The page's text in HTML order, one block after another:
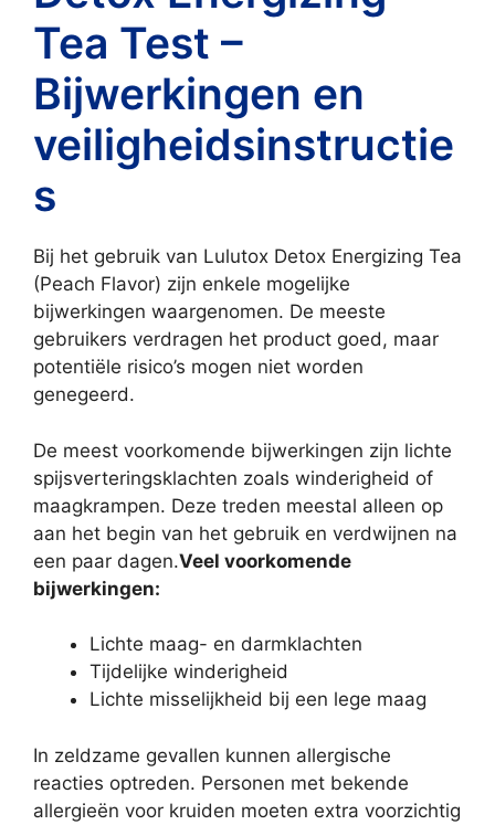
Tea Test –
Bijwerkingen en
veiligheidsinstructie
s
Bij het gebruik van Lulutox Detox Energizing Tea
(Peach Flavor) zijn enkele mogelijke
bijwerkingen waargenomen. De meeste
gebruikers verdragen het product goed, maar
potentiële risico’s mogen niet worden
genegeerd.
De meest voorkomende bijwerkingen zijn lichte
spijsverteringsklachten zoals winderigheid of
maagkrampen. Deze treden meestal alleen op
aan het begin van het gebruik en verdwijnen na
een paar dagen.Veel voorkomende
bijwerkingen:
Lichte maag- en darmklachten
Tijdelijke winderigheid
Lichte misselijkheid bij een lege maag
In zeldzame gevallen kunnen allergische
reacties optreden. Personen met bekende
allergieën voor kruiden moeten extra voorzichtig